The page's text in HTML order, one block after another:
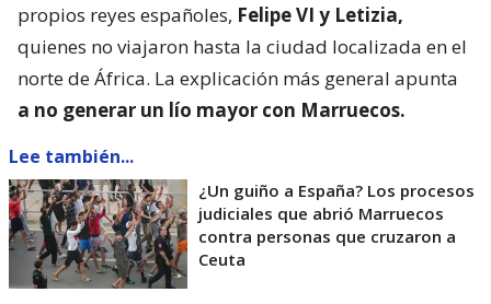
propios reyes españoles, Felipe VI y Letizia,
quienes no viajaron hasta la ciudad localizada en el
norte de África. La explicación más general apunta
a no generar un lío mayor con Marruecos.
Lee también...
¿Un guiño a España? Los procesos
judiciales que abrió Marruecos
contra personas que cruzaron a
Ceuta